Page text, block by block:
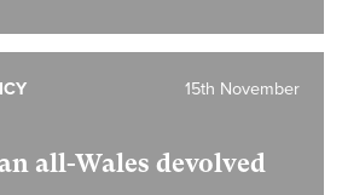
all-Wales devolved
15th November